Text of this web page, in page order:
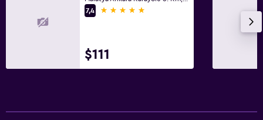
7,4
5 estrellas
$111